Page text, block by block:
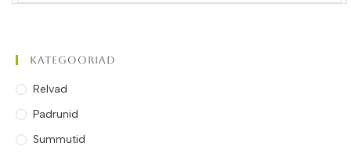
Kategooriad
Relvad
Padrunid
Summutid